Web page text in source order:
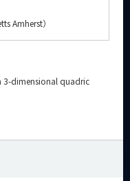
Amherst）
3-dimensional quadric